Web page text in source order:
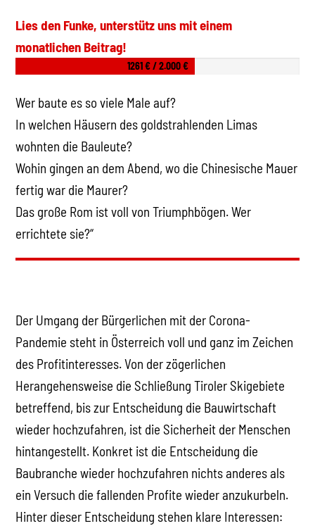
Lies den Funke, unterstütz uns mit einem
monatlichen Beitrag!
1261 € / 2.000 €
Wer baute es so viele Male auf?
In welchen Häusern des goldstrahlenden Limas
wohnten die Bauleute?
Wohin gingen an dem Abend, wo die Chinesische Mauer
fertig war die Maurer?
Das große Rom ist voll von Triumphbögen. Wer
errichtete sie?“
Der Umgang der Bürgerlichen mit der Corona-
Pandemie steht in Österreich voll und ganz im Zeichen
des Profitinteresses. Von der zögerlichen
Herangehensweise die Schließung Tiroler Skigebiete
betreffend, bis zur Entscheidung die Bauwirtschaft
wieder hochzufahren, ist die Sicherheit der Menschen
hintangestellt. Konkret ist die Entscheidung die
Baubranche wieder hochzufahren nichts anderes als
ein Versuch die fallenden Profite wieder anzukurbeln.
Hinter dieser Entscheidung stehen klare Interessen: